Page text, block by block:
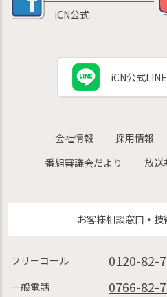
iCN公式
iCN公式
会社情報 採用情報
番組審議会だより
放送
お客様相談窓口・
フリーコール 0120-82-
一般電話 0766-82-